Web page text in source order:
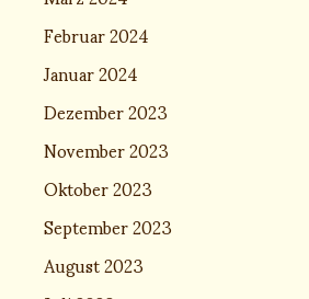
Februar 2024
Januar 2024
Dezember 2023
November 2023
Oktober 2023
September 2023
August 2023